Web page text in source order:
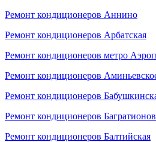
Ремонт кондиционеров Аннино
Ремонт кондиционеров Арбатская
Ремонт кондиционеров метро
Ремонт кондиционеров
Ремонт кондиционеров
Ремонт кондиционеров
Ремонт кондиционеров Балтийская